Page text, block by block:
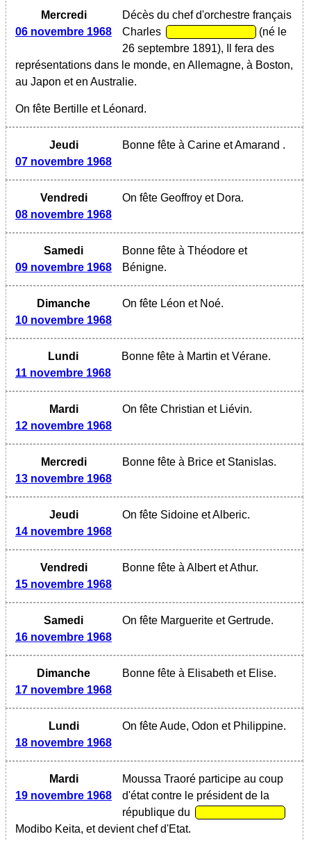
Mercredi
06 novembre 1968
Décès du chef d'orchestre français
Charles
(né le
26 septembre 1891), Il fera des
représentations dans le monde, en Allemagne, à Boston,
au Japon et en Australie.
On fête Bertille et Léonard.
Jeudi
07 novembre 1968
Bonne fête à Carine et Amarand .
Vendredi
08 novembre 1968
On fête Geoffroy et Dora.
Samedi
09 novembre 1968
Bonne fête à Théodore et
Bénigne.
Dimanche
10 novembre 1968
On fête Léon et Noé.
Lundi
11 novembre 1968
Bonne fête à Martin et Vérane.
Mardi
12 novembre 1968
On fête Christian et Liévin.
Mercredi
13 novembre 1968
Bonne fête à Brice et Stanislas.
Jeudi
14 novembre 1968
On fête Sidoine et Alberic.
Vendredi
15 novembre 1968
Bonne fête à Albert et Athur.
Samedi
16 novembre 1968
On fête Marguerite et Gertrude.
Dimanche
17 novembre 1968
Bonne fête à Elisabeth et Elise.
Lundi
18 novembre 1968
On fête Aude, Odon et Philippine.
Mardi
19 novembre 1968
Moussa Traoré participe au coup
d'état contre le président de la
république du
Modibo Keita, et devient chef d'Etat.